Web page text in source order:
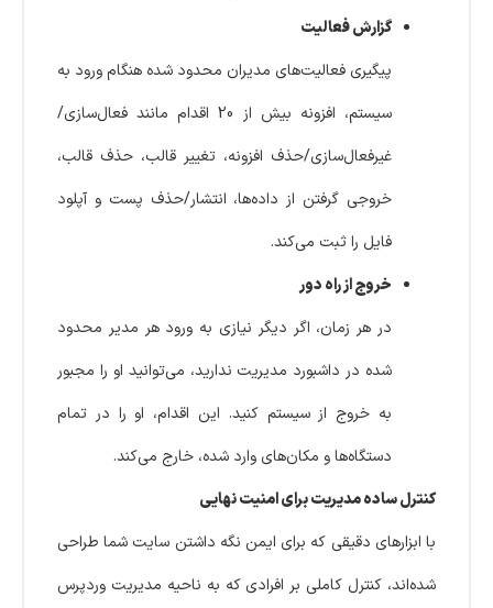
گزارش فعالیت
پیگیری فعالیت‌های مدیران محدود شده هنگام ورود به
سیستم، افزونه بیش از 20 اقدام مانند فعال‌سازی/
غیرفعال‌سازی/حذف افزونه، تغییر قالب، حذف قالب،
خروجی گرفتن از داده‌ها، انتشار/حذف پست و آپلود
فایل را ثبت می‌کند.
خروج از راه دور
در هر زمان، اگر دیگر نیازی به ورود هر مدیر محدود
شده در داشبورد مدیریت ندارید، می‌توانید او را مجبور
به خروج از سیستم کنید. این اقدام، او را در تمام
دستگاه‌ها و مکان‌های وارد شده، خارج می‌کند.
کنترل ساده مدیریت برای امنیت نهایی
با ابزارهای دقیقی که برای ایمن نگه داشتن سایت شما طراحی
شده‌اند، کنترل کاملی بر افرادی که به ناحیه مدیریت وردپرس